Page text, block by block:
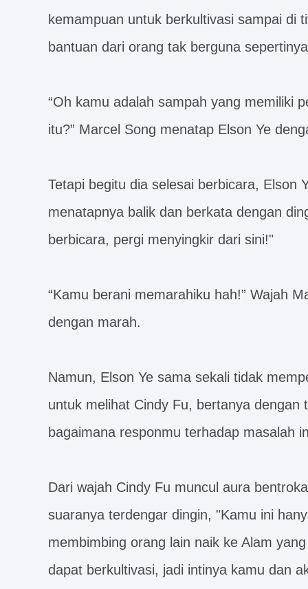
kemampuan untuk berkultivasi sampai di
bantuan dari orang tak berguna
“Oh kamu adalah sampah yang memiliki
itu?” Marcel Song menatap Elson Ye
Tetapi begitu dia selesai berbicara, Elson
menatapnya balik dan berkata dengan
berbicara, pergi menyingkir dari sini!"
“Kamu berani memarahiku hah!” Wajah
dengan marah.
Namun, Elson Ye sama sekali tidak
untuk melihat Cindy Fu, bertanya dengan
bagaimana responmu terhadap masalah
Dari wajah Cindy Fu muncul aura
suaranya terdengar dingin, "Kamu ini
membimbing orang lain naik ke Alam
dapat berkultivasi, jadi intinya kamu dan